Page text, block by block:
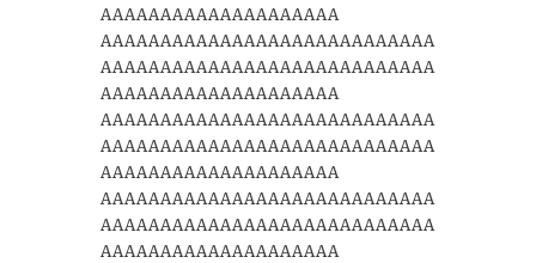
AAAAAAAAAAAAAAAAAAAA
AAAAAAAAAAAAAAAAAAAAAAAAAAAA
AAAAAAAAAAAAAAAAAAAAAAAAAAAA
AAAAAAAAAAAAAAAAAAAA
AAAAAAAAAAAAAAAAAAAAAAAAAAAA
AAAAAAAAAAAAAAAAAAAAAAAAAAAA
AAAAAAAAAAAAAAAAAAAA
AAAAAAAAAAAAAAAAAAAAAAAAAAAA
AAAAAAAAAAAAAAAAAAAAAAAAAAAA
AAAAAAAAAAAAAAAAAAAA